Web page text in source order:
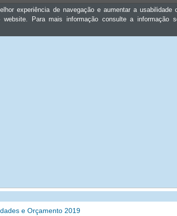
experiência de navegação e aumentar a usabilidade
Para mais informação consulte a informação
e Orçamento 2019